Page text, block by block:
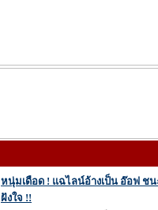
หนุ่มเดือด ! แฉไลน์อ้างเป็น อ๊อฟ
ฝังใจ !!